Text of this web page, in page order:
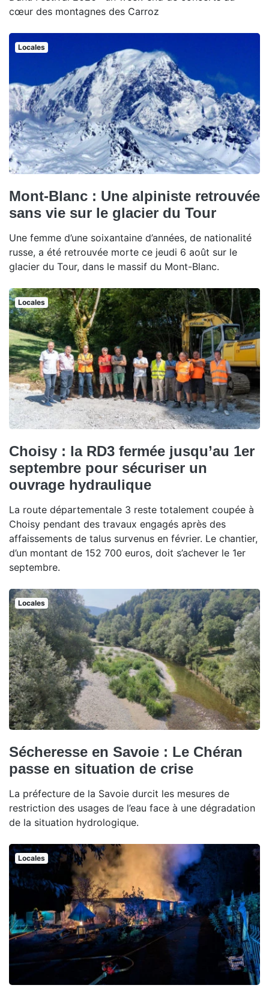
cœur des montagnes des Carroz
Locales
Mont-Blanc : Une alpiniste retrouvée
sans vie sur le glacier du Tour
Une femme d’une soixantaine d’années, de nationalité
russe, a été retrouvée morte ce jeudi 6 août sur le
glacier du Tour, dans le massif du Mont-Blanc.
Locales
Choisy : la RD3 fermée jusqu’au 1er
septembre pour sécuriser un
ouvrage hydraulique
La route départementale 3 reste totalement coupée à
Choisy pendant des travaux engagés après des
affaissements de talus survenus en février. Le chantier,
d’un montant de 152 700 euros, doit s’achever le 1er
septembre.
Locales
Sécheresse en Savoie : Le Chéran
passe en situation de crise
La préfecture de la Savoie durcit les mesures de
restriction des usages de l’eau face à une dégradation
de la situation hydrologique.
Locales